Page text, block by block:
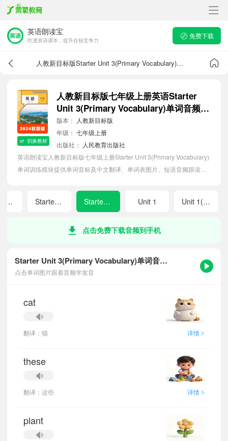
英语朗读宝
吃透英语课本，提升在校竞争力
免费下载
人教新目标版Starter Unit 3(Primary Vocabulary)单词音频
切换教材
人教新目标版七年级上册英语Starter
Unit 3(Primary Vocabulary)单词音频跟
读
版本：
人教新目标版
年级： 七年级上册
出版社：
人民教育出版社
英语朗读宝人教新目标版七年级上册Starter Unit 3(Primary Vocabulary)
单词训练模块提供单词音标及中文翻译、单词表图片、短语音频跟读点
掌握单词发音，提高听写记忆能力。
Starter Unit 2(Primary Vocabulary) Starter Unit 3 Starter Unit 3(Primary Vocabulary) Unit 1 Unit 1(Primary Vocabulary)
点击免费下载音频到手机
Starter Unit 3(Primary Vocabulary)单词音频跟读
点击单词图片跟着音频学发音
cat
翻译：猫 详情 >
these
翻译：这些 详情 >
plant